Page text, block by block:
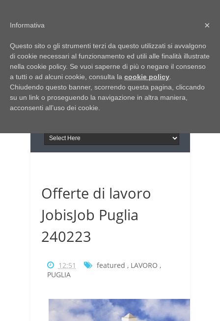
Italia Notizie
Giornale di Basilicata
Giornale di Puglia
INFORMAPUGLIA
Il portale n.1 del lavoro
in Puglia
Offerte di lavoro
JobisJob Puglia
240223
12:51 featured , LAVORO ,
PUGLIA
×
Informativa
Questo sito o gli strumenti terzi da questo utilizzati si avvalgono
di cookie necessari al funzionamento ed utili alle finalità illustrate
nella cookie policy. Se vuoi saperne di più o negare il consenso
a tutti o ad alcuni cookie, consulta la cookie policy
Chiudendo questo banner, scorrendo questa pagina, cliccando
su un link o proseguendo la navigazione in altra maniera,
acconsenti all’uso dei cookie.